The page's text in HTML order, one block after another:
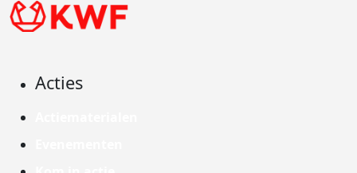
Acties